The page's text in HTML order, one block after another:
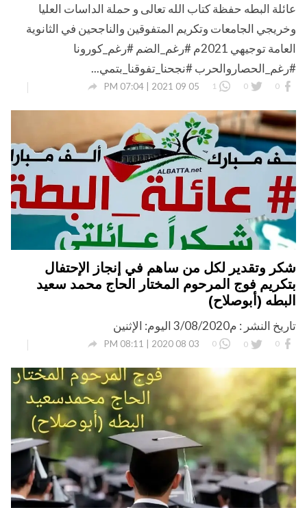
عائلة البطه حفظة كتاب الله تعالى و حملة الداسات العليا
وخريجي الجامعات وتكريم المتفوقين والناجحين في الثانوية
العامة توجيهي 2021م #رغم_الضم #رغم_كورونا
#رغم_الحصاروالحرب #نجحنا_تفوقنا_بتمي...
0
0
1
05 09 2021 | 07:04 PM

شكر وتقدير لكل من ساهم في إنجاز الإحتفال
بتكريم فوج المرحوم المختار الحاج محمد سعيد
البطه (أبوصلاح)
تاريخ النشر : م3/08/2020 اليوم: الإثنين
0
0
0
03 08 2020 | 08:11 PM
